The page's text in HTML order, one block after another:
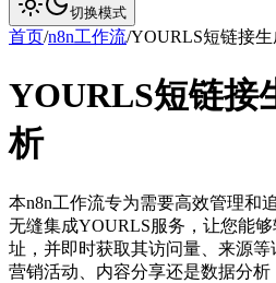
切换模式
首页/n8n工作流/YOURLS短链接
YOURLS短链接
析
本n8n工作流专为需要高效管理和
无缝集成YOURLS服务，让您能
址，并即时获取其访问量、来源
营销活动、内容分享还是数据分